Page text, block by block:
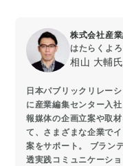
株式会社産
はたらくよ
相山 大輔氏
日本パブリックリレー
に産業編集センター入
報媒体の企画立案や取
て、さまざまな企業で
案をサポート。 ブラン
透実践コミュニケーシ